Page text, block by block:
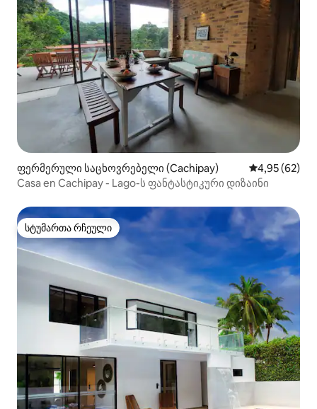
ფერმერული საცხოვრებელი (Cachipay) საშუალო
4,95 (62)
Casa en Cachipay - Lago-ს ფანტასტიკური დიზაინი
სტუმართა რჩეული
სტუმართა რჩეული